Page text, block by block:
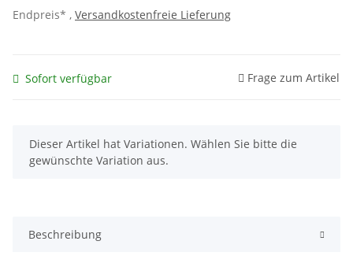
Endpreis* , Versandkostenfreie Lieferung
Sofort verfügbar Frage zum Artikel
x
Dieser Artikel hat Variationen. Wählen Sie bitte die
gewünschte Variation aus.
Beschreibung